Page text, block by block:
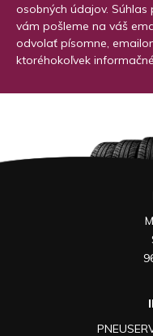
osobných údajov.
vám pošleme na váš
odvolať písomne,
ktoréhokoľvek